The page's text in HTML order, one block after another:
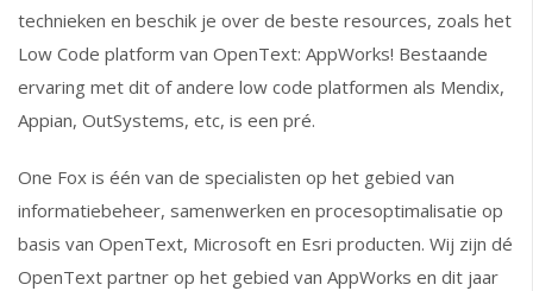
technieken en beschik je over de beste resources, zoals het
Low Code platform van OpenText: AppWorks! Bestaande
ervaring met dit of andere low code platformen als Mendix,
Appian, OutSystems, etc, is een pré.
One Fox is één van de specialisten op het gebied van
informatiebeheer, samenwerken en procesoptimalisatie op
basis van OpenText, Microsoft en Esri producten. Wij zijn dé
OpenText partner op het gebied van AppWorks en dit jaar